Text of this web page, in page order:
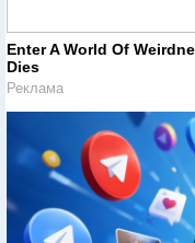
Enter A World Of
Dies
Реклама